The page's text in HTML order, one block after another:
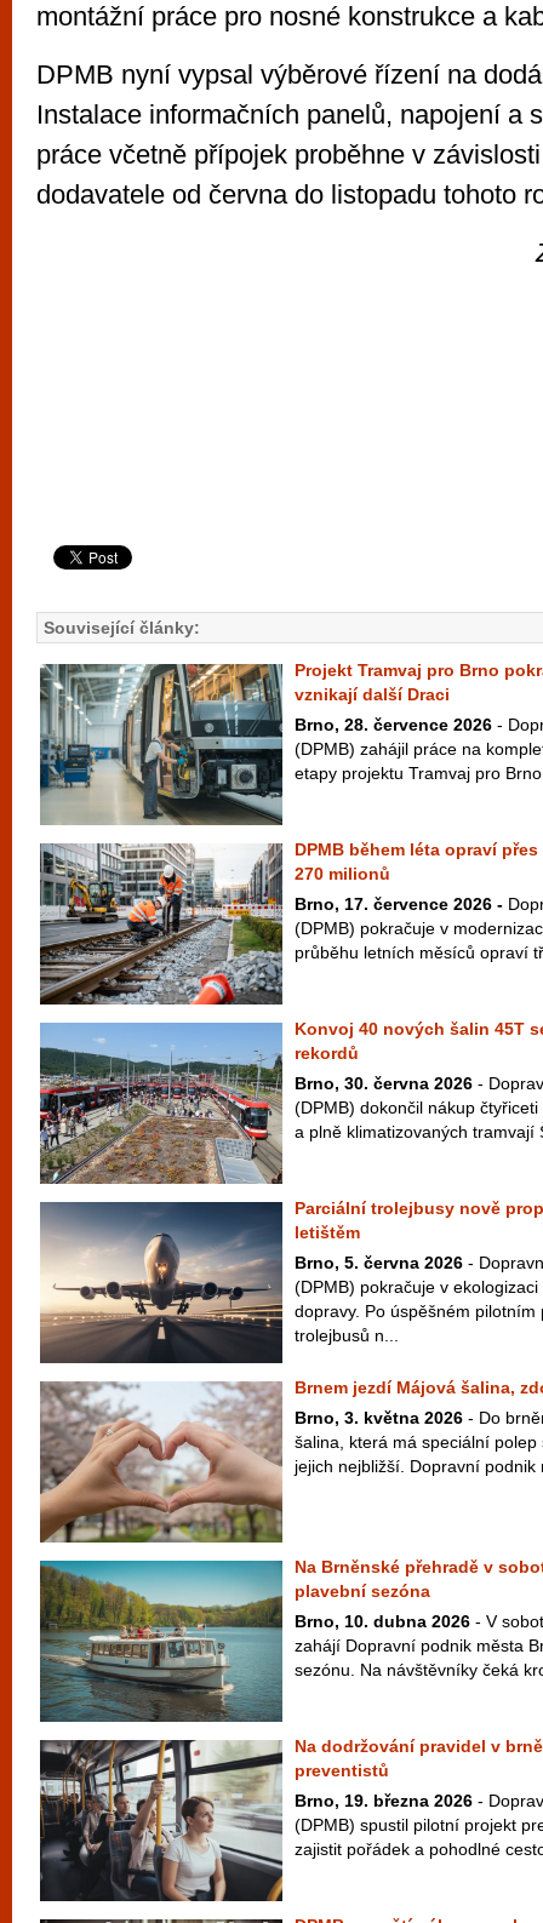
montážní práce pro nosné konstrukce a
DPMB nyní vypsal výběrové řízení na
Instalace informačních panelů, napojení a
práce včetně přípojek proběhne v
dodavatele od června do listopadu tohoto
Související články:
Projekt Tramvaj pro Brno
vznikají další Draci
Brno, 28. července 2026 -
(DPMB) zahájil práce na
etapy projektu Tramvaj pro
DPMB během léta opraví
270 milionů
Brno, 17. července 2026 -
(DPMB) pokračuje v
průběhu letních měsíců opraví
Konvoj 40 nových šalin 45T
rekordů
Brno, 30. června 2026 -
(DPMB) dokončil nákup
a plně klimatizovaných tramvají
Parciální trolejbusy nově
letištěm
Brno, 5. června 2026 -
(DPMB) pokračuje v
dopravy. Po úspěšném
trolejbusů n...
Brnem jezdí Májová šalina,
Brno, 3. května 2026 - Do
šalina, která má speciální
jejich nejbližší. Dopravní podnik
Na Brněnské přehradě v
plavební sezóna
Brno, 10. dubna 2026 - V
zahájí Dopravní podnik města
sezónu. Na návštěvníky čeká
Na dodržování pravidel v
preventistů
Brno, 19. března 2026 -
(DPMB) spustil pilotní projekt
zajistit pořádek a pohodlné